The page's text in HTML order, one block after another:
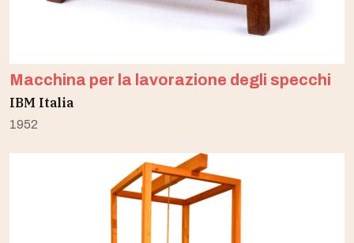
Macchina per la lavorazione degli specchi
IBM Italia
1952